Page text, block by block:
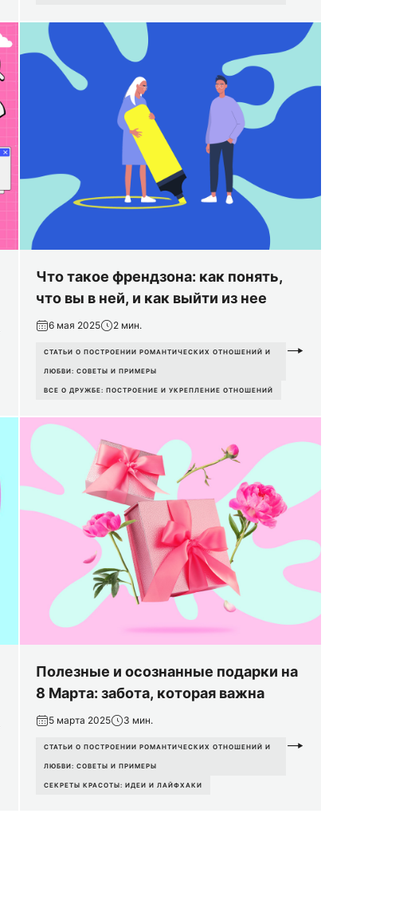
Что такое френдзона: как понять,
что вы в ней, и как выйти из нее
6 мая 2025 2 мин.
СТАТЬИ О ПОСТРОЕНИИ РОМАНТИЧЕСКИХ ОТНОШЕНИЙ И
ЛЮБВИ: СОВЕТЫ И ПРИМЕРЫ
ВСЕ О ДРУЖБЕ: ПОСТРОЕНИЕ И УКРЕПЛЕНИЕ ОТНОШЕНИЙ
Полезные и осознанные подарки на
8 Марта: забота, которая важна
5 марта 2025 3 мин.
СТАТЬИ О ПОСТРОЕНИИ РОМАНТИЧЕСКИХ ОТНОШЕНИЙ И
ЛЮБВИ: СОВЕТЫ И ПРИМЕРЫ
СЕКРЕТЫ КРАСОТЫ: ИДЕИ И ЛАЙФХАКИ